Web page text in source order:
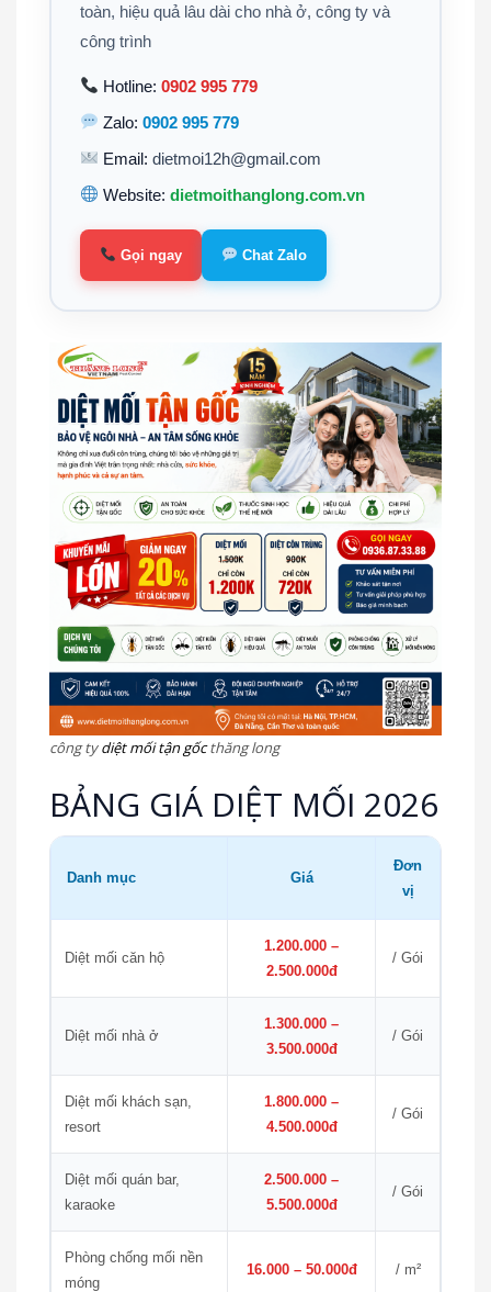
toàn, hiệu quả lâu dài cho nhà ở, công ty và
công trình
Hotline:0902 995 779
Zalo:0902 995 779
Email:dietmoi12h@gmail.com
Website:dietmoithanglong.com.vn
Gọi ngay Chat Zalo
công tydiệt mối tận gốcthăng long
BẢNG GIÁ DIỆT MỐI 2026
Danh mục Giá
Đơn
vị
Diệt mối căn hộ
1.200.000 –
2.500.000đ
/ Gói
Diệt mối nhà ở
1.300.000 –
3.500.000đ
/ Gói
Diệt mối khách sạn,
resort
1.800.000 –
4.500.000đ
/ Gói
Diệt mối quán bar,
karaoke
2.500.000 –
5.500.000đ
/ Gói
Phòng chống mối nền
móng
16.000 – 50.000đ / m²